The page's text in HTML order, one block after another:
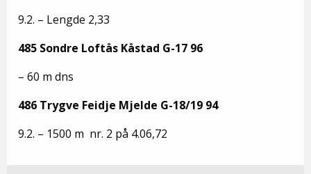
9.2. – Lengde 2,33
485 Sondre Loftås Kåstad G-17 96
– 60 m dns
486 Trygve Feidje Mjelde G-18/19 94
9.2. – 1500 m nr. 2 på 4.06,72